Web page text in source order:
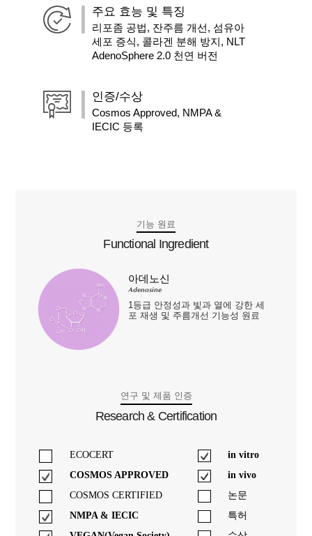
주요 효능 및 특징
리포좀 공법, 잔주름 개선, 섬유아
세포 증식, 콜라겐 분해 방지, NLT
AdenoSphere 2.0 천연 버전
인증/수상
Cosmos Approved, NMPA &
IECIC 등록
기능 원료
Functional Ingredient
아데노신
Adenosine
1등급 안정성과 빛과 열에 강한 세
포 재생 및 주름개선 기능성 원료
연구 및 제품 인증
Research & Certification
ECOCERT
in vitro
COSMOS APPROVED
in vivo
COSMOS CERTIFIED
논문
NMPA & IECIC
특허